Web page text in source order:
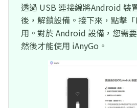
透過 USB 連接線將Android 裝
後，解鎖設備。接下來，點擊
用。對於 Android 設備，您需
然後才能使用 iAnyGo。